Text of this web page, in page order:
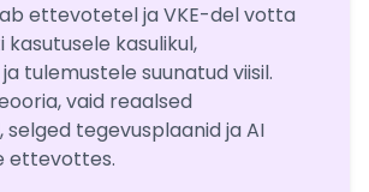
ettevotetel ja VKE-del votta
kasulikul,
tulemustele suunatud viisil.
vaid reaalsed
selged tegevusplaanid ja AI
ettevottes.